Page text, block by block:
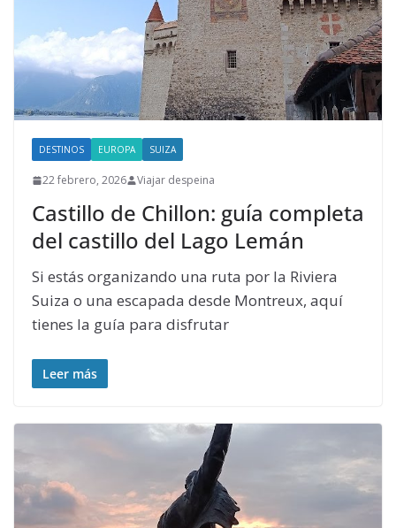
DESTINOS EUROPA SUIZA
22 febrero, 2026 Viajar despeina
Castillo de Chillon: guía completa
del castillo del Lago Lemán
Si estás organizando una ruta por la Riviera
Suiza o una escapada desde Montreux, aquí
tienes la guía para disfrutar
Leer más